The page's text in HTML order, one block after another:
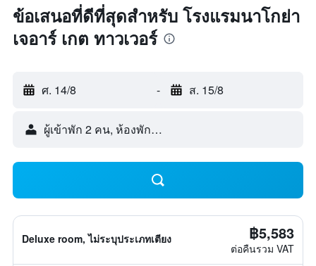
ข้อเสนอที่ดีที่สุดสำหรับ โรงแรมนาโกย่า
เจอาร์ เกต ทาวเวอร์
ศ. 14/8 - ส. 15/8
ผู้เข้าพัก 2 คน, ห้องพัก 1 ห้อง
Deluxe room, ไม่ระบุประเภทเตียง ฿5,583
ต่อคืนรวม VAT